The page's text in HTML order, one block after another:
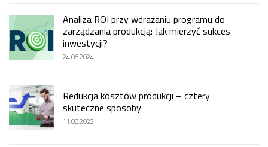
Analiza ROI przy wdrażaniu programu do
zarządzania produkcją: Jak mierzyć sukces
inwestycji?
24.06.2024
Redukcja kosztów produkcji – cztery
skuteczne sposoby
11.08.2022